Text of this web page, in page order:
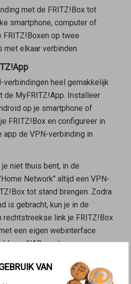
met de FRITZ!Box tot
smartphone, computer of
FRITZ!Boxen op twee
elkaar verbinden.
verbindingen heel gemakkelijk
de MyFRITZ!App . Installeer
op je smartphone of
FRITZ!Box en configureer in
app de VPN-verbinding in
niet thuis bent, in de
Network" altijd een VPN-
tot stand brengen. Zodra
is gebracht, kun je in de
rechtstreekse link je FRITZ!Box
een eigen webinterface
een NAS-systeem.
per VPN met
VAN